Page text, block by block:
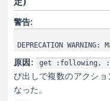
警告:
DEPRECATION
原因: get :following,
び出しで複数のアクシ
なった。